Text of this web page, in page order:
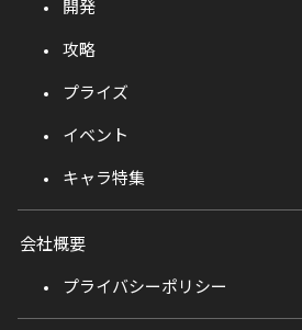
開発
攻略
プライズ
イベント
キャラ特集
会社概要
プライバシーポリシー